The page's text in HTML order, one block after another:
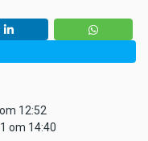
12:52
om 14:40